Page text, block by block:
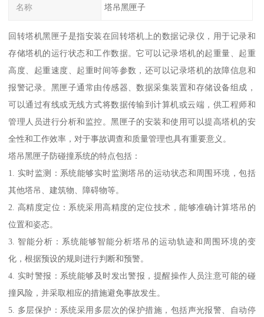
名称 塔吊黑匣子
回转塔机黑匣子是指安装在回转塔机上的数据记录仪，用于记录和
存储塔机的运行状态和工作数据。它可以记录塔机的起重量、起重
高度、起重速度、起重时间等参数，还可以记录塔机的故障信息和
报警记录。黑匣子通常由传感器、数据采集装置和存储设备组成，
可以通过有线或无线方式将数据传输到计算机或云端，供工程师和
管理人员进行分析和监控。黑匣子的安装和使用可以提高塔机的安
全性和工作效率，对于事故调查和质量管理也具有重要意义。
塔吊黑匣子防碰撞系统的特点包括：
1. 实时监测：系统能够实时监测塔吊的运动状态和周围环境，包括
其他塔吊、建筑物、障碍物等。
2. 高精度定位：系统采用高精度的定位技术，能够准确计算塔吊的
位置和姿态。
3. 智能分析：系统能够智能分析塔吊的运动轨迹和周围环境的变
化，根据预设的规则进行判断和预警。
4. 实时警报：系统能够及时发出警报，提醒操作人员注意可能的碰
撞风险，并采取相应的措施避免事故发生。
5. 多层保护：系统采用多层次的保护措施，包括声光报警、自动停